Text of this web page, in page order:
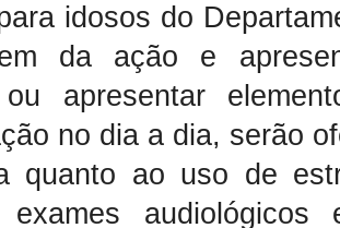
idosos do
da ação e
ou apresentar
no dia a dia, serão
quanto ao uso de
exames